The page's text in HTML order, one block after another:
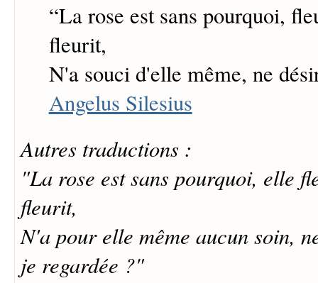
“La rose est sans pourquoi,
fleurit,
N'a souci d'elle même, ne
Angelus Silesius
Autres traductions :
"La rose est sans pourquoi, elle
fleurit,
N'a pour elle même aucun soin,
je regardée ?"